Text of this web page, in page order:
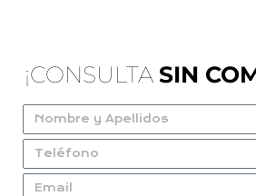
¡CONSULTA SIN